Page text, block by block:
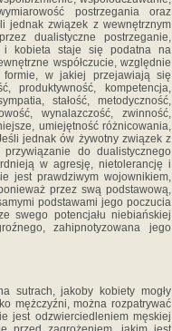
postrzegania oraz
jednak związek z wewnętrznym
dualistyczne postrzeganie,
i kobieta staje się podatna na
współczucie, względnie
w jakiej przejawiają się
produktywność, kompetencja,
stałość, metodyczność,
wynalazczość, zwinność,
umiejętność różnicowania,
jednak ów żywotny związek z
do dualistycznego
w agresję, nietolerancję i
jest prawdziwym wojownikiem,
przez swą podstawową,
podstawami jego poczucia
swego potencjału niebiańskiej
zahipnotyzowana jego
sutrach, jakoby kobiety mogły
mężczyźni, można rozpatrywać
jest odzwierciedleniem męskiej